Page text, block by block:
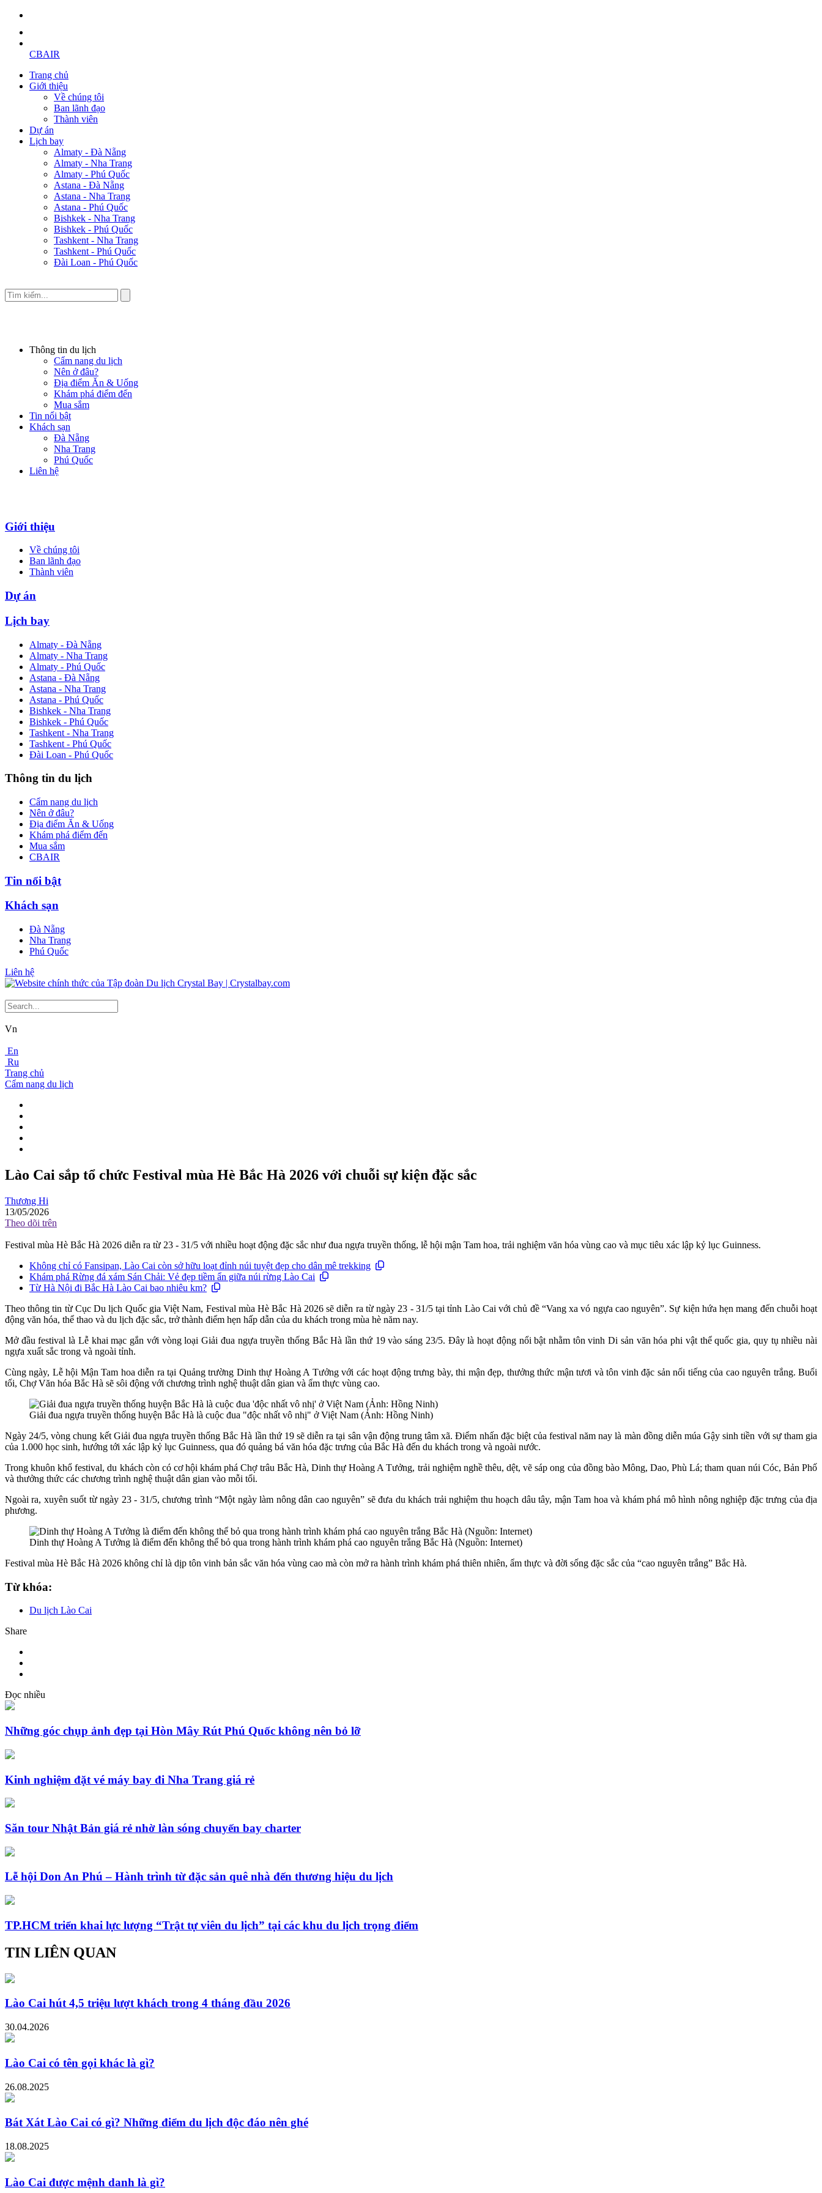
CBAIR
Trang chủ
Giới thiệu
Về chúng tôi
Ban lãnh đạo
Thành viên
Dự án
Lịch bay
Almaty - Đà Nẵng
Almaty - Nha Trang
Almaty - Phú Quốc
Astana - Đà Nẵng
Astana - Nha Trang
Astana - Phú Quốc
Bishkek - Nha Trang
Bishkek - Phú Quốc
Tashkent - Nha Trang
Tashkent - Phú Quốc
Đài Loan - Phú Quốc
Thông tin du lịch
Cẩm nang du lịch
Nên ở đâu?
Địa điểm Ăn & Uống
Khám phá điểm đến
Mua sắm
Tin nổi bật
Khách sạn
Đà Nẵng
Nha Trang
Phú Quốc
Liên hệ
Giới thiệu
Về chúng tôi
Ban lãnh đạo
Thành viên
Dự án
Lịch bay
Almaty - Đà Nẵng
Almaty - Nha Trang
Almaty - Phú Quốc
Astana - Đà Nẵng
Astana - Nha Trang
Astana - Phú Quốc
Bishkek - Nha Trang
Bishkek - Phú Quốc
Tashkent - Nha Trang
Tashkent - Phú Quốc
Đài Loan - Phú Quốc
Thông tin du lịch
Cẩm nang du lịch
Nên ở đâu?
Địa điểm Ăn & Uống
Khám phá điểm đến
Mua sắm
CBAIR
Tin nổi bật
Khách sạn
Đà Nẵng
Nha Trang
Phú Quốc
Liên hệ
Vn
En
Ru
Trang chủ
Cẩm nang du lịch
Lào Cai sắp tổ chức Festival mùa Hè Bắc Hà 2026 với chuỗi sự kiện đặc sắc
Thương Hi
13/05/2026
Theo dõi trên
Festival mùa Hè Bắc Hà 2026 diễn ra từ 23 - 31/5 với nhiều hoạt động đặc sắc như đua ngựa truyền thống, lễ hội mận Tam hoa, trải nghiệm văn hóa vùng cao và mục tiêu xác lập kỷ lục Guinness.
Không chỉ có Fansipan, Lào Cai còn sở hữu loạt đỉnh núi tuyệt đẹp cho dân mê trekking
Khám phá Rừng đá xám Sán Chải: Vẻ đẹp tiềm ẩn giữa núi rừng Lào Cai
Từ Hà Nội đi Bắc Hà Lào Cai bao nhiêu km?
Theo thông tin từ Cục Du lịch Quốc gia Việt Nam, Festival mùa Hè Bắc Hà 2026 sẽ diễn ra từ ngày 23 - 31/5 tại tỉnh Lào Cai với chủ đề “Vang xa vó ngựa cao nguyên”. Sự kiện hứa hẹn mang đến chuỗi hoạt
động văn hóa, thể thao và du lịch đặc sắc, trở thành điểm hẹn hấp dẫn của du khách trong mùa hè năm nay.
Mở đầu festival là Lễ khai mạc gắn với vòng loại Giải đua ngựa truyền thống Bắc Hà lần thứ 19 vào sáng 23/5. Đây là hoạt động nổi bật nhằm tôn vinh Di sản văn hóa phi vật thể quốc gia, quy tụ nhiều nài
ngựa xuất sắc trong và ngoài tỉnh.
Cùng ngày, Lễ hội Mận Tam hoa diễn ra tại Quảng trường Dinh thự Hoàng A Tưởng với các hoạt động trưng bày, thi mận đẹp, thưởng thức mận tươi và tôn vinh đặc sản nổi tiếng của cao nguyên trắng. Buổi
tối, Chợ Văn hóa Bắc Hà sẽ sôi động với chương trình nghệ thuật dân gian và ẩm thực vùng cao.
Giải đua ngựa truyền thống huyện Bắc Hà là cuộc đua "độc nhất vô nhị" ở Việt Nam (Ảnh: Hồng Ninh)
Ngày 24/5, vòng chung kết Giải đua ngựa truyền thống Bắc Hà lần thứ 19 sẽ diễn ra tại sân vận động trung tâm xã. Điểm nhấn đặc biệt của festival năm nay là màn đồng diễn múa Gậy sinh tiền với sự tham gia
của 1.000 học sinh, hướng tới xác lập kỷ lục Guinness, qua đó quảng bá văn hóa đặc trưng của Bắc Hà đến du khách trong và ngoài nước.
Trong khuôn khổ festival, du khách còn có cơ hội khám phá Chợ trâu Bắc Hà, Dinh thự Hoàng A Tưởng, trải nghiệm nghề thêu, dệt, vẽ sáp ong của đồng bào Mông, Dao, Phù Lá; tham quan núi Cóc, Bản Phố
và thưởng thức các chương trình nghệ thuật dân gian vào mỗi tối.
Ngoài ra, xuyên suốt từ ngày 23 - 31/5, chương trình “Một ngày làm nông dân cao nguyên” sẽ đưa du khách trải nghiệm thu hoạch dâu tây, mận Tam hoa và khám phá mô hình nông nghiệp đặc trưng của địa
phương.
Dinh thự Hoàng A Tưởng là điểm đến không thể bỏ qua trong hành trình khám phá cao nguyên trắng Bắc Hà (Nguồn: Internet)
Festival mùa Hè Bắc Hà 2026 không chỉ là dịp tôn vinh bản sắc văn hóa vùng cao mà còn mở ra hành trình khám phá thiên nhiên, ẩm thực và đời sống đặc sắc của “cao nguyên trắng” Bắc Hà.
Từ khóa:
Du lịch Lào Cai
Share
Đọc nhiều
Những góc chụp ảnh đẹp tại Hòn Mây Rút Phú Quốc không nên bỏ lỡ
Kinh nghiệm đặt vé máy bay đi Nha Trang giá rẻ
Săn tour Nhật Bản giá rẻ nhờ làn sóng chuyến bay charter
Lễ hội Don An Phú – Hành trình từ đặc sản quê nhà đến thương hiệu du lịch
TP.HCM triển khai lực lượng “Trật tự viên du lịch” tại các khu du lịch trọng điểm
TIN LIÊN QUAN
Lào Cai hút 4,5 triệu lượt khách trong 4 tháng đầu 2026
30.04.2026
Lào Cai có tên gọi khác là gì?
26.08.2025
Bát Xát Lào Cai có gì? Những điểm du lịch độc đáo nên ghé
18.08.2025
Lào Cai được mệnh danh là gì?